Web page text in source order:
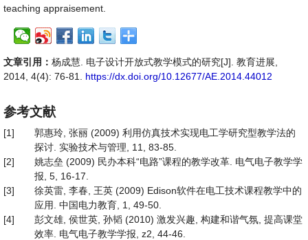
teaching appraisement.
文章引用： 杨成慧. 电子设计开放式教学模式的研究[J]. 教育进展,
2014, 4(4): 76-81. https://dx.doi.org/10.12677/AE.2014.44012
参考文献
[1]
郭惠玲, 张丽 (2009) 利用仿真技术实现电工学研究型教学法的
探讨. 实验技术与管理, 11, 83-85.
[2]
姚志垒 (2009) 民办本科“电路”课程的教学改革. 电气电子教学学
报, 5, 16-17.
[3]
徐英雷, 李春, 王英 (2009) Edison软件在电工技术课程教学中的
应用. 中国电力教育, 1, 49-50.
[4]
彭文雄, 侯世英, 孙韬 (2010) 激发兴趣, 构建和谐气氛, 提高课堂
效率. 电气电子教学学报, z2, 44-46.